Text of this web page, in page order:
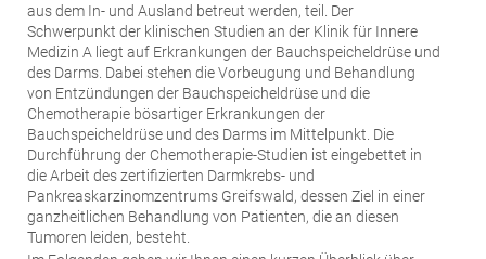
aus dem In- und Ausland betreut werden, teil. Der
Schwerpunkt der klinischen Studien an der Klinik für Innere
Medizin A liegt auf Erkrankungen der Bauchspeicheldrüse und
des Darms. Dabei stehen die Vorbeugung und Behandlung
von Entzündungen der Bauchspeicheldrüse und die
Chemotherapie bösartiger Erkrankungen der
Bauchspeicheldrüse und des Darms im Mittelpunkt. Die
Durchführung der Chemotherapie-Studien ist eingebettet in
die Arbeit des zertifizierten Darmkrebs- und
Pankreaskarzinomzentrums Greifswald, dessen Ziel in einer
ganzheitlichen Behandlung von Patienten, die an diesen
Tumoren leiden, besteht.